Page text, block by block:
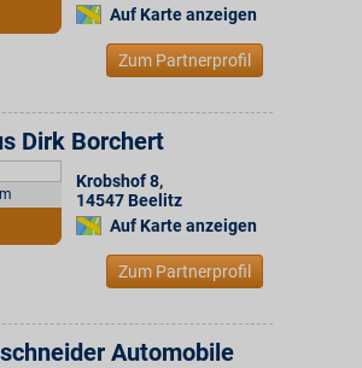
Auf Karte anzeigen
Zum Partnerprofil
Dirk Borchert
Krobshof 8,
14547 Beelitz
Auf Karte anzeigen
Zum Partnerprofil
Automobile